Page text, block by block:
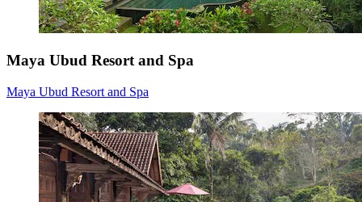
Maya Ubud Resort and Spa
Maya Ubud Resort and Spa